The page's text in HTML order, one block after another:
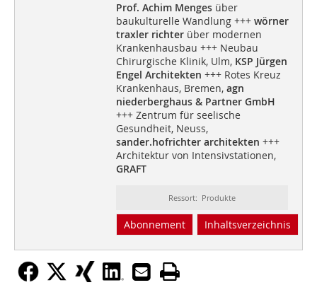
Prof. Achim Menges über
baukulturelle Wandlung +++ wörner
traxler richterüber modernen
Krankenhausbau +++ Neubau
Chirurgische Klinik, Ulm, KSP Jürgen
Engel Architekten +++ Rotes Kreuz
Krankenhaus, Bremen, agn
niederberghaus & Partner GmbH
+++ Zentrum für seelische
Gesundheit, Neuss,
sander.hofrichter architekten +++
Architektur von Intensivstationen,
GRAFT
Ressort: Produkte
Abonnement Inhaltsverzeichnis